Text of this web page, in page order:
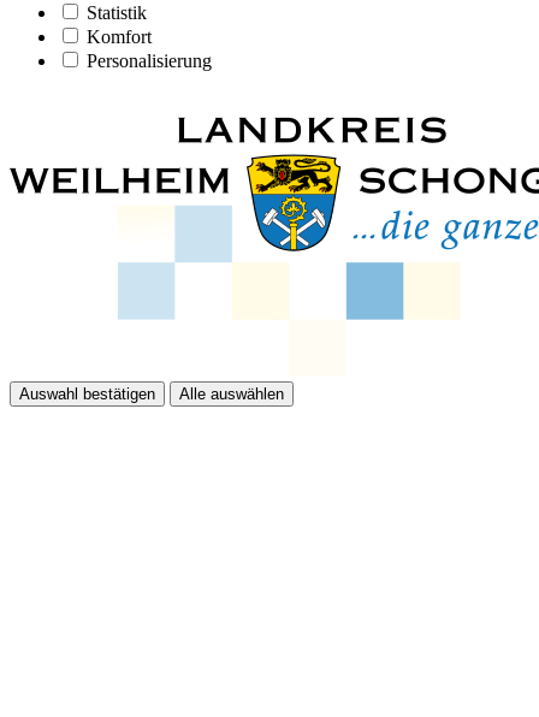
Statistik
Komfort
Personalisierung
Auswahl bestätigen Alle auswählen